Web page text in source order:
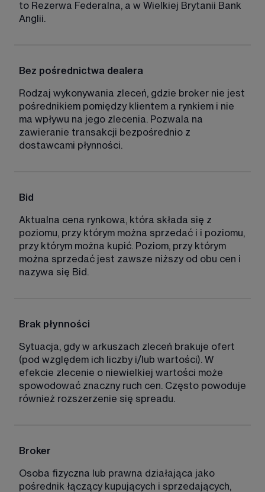
to Rezerwa Federalna, a w Wielkiej Brytanii Bank
Anglii.
Bez pośrednictwa dealera
Rodzaj wykonywania zleceń, gdzie broker nie jest
pośrednikiem pomiędzy klientem a rynkiem i nie
ma wpływu na jego zlecenia. Pozwala na
zawieranie transakcji bezpośrednio z
dostawcami płynności.
Bid
Aktualna cena rynkowa, która składa się z
poziomu, przy którym można sprzedać i i poziomu,
przy którym można kupić. Poziom, przy którym
można sprzedać jest zawsze niższy od obu cen i
nazywa się Bid.
Brak płynności
Sytuacja, gdy w arkuszach zleceń brakuje ofert
(pod względem ich liczby i/lub wartości). W
efekcie zlecenie o niewielkiej wartości może
spowodować znaczny ruch cen. Często powoduje
również rozszerzenie się spreadu.
Broker
Osoba fizyczna lub prawna działająca jako
pośrednik łączący kupujących i sprzedających,